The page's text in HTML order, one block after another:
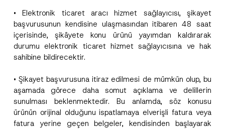
• Elektronik ticaret aracı hizmet sağlayıcısı, şikayet
başvurusunun kendisine ulaşmasından itibaren 48 saat
içerisinde, şikâyete konu ürünü yayımdan kaldırarak
durumu elektronik ticaret hizmet sağlayıcısına ve hak
sahibine bildirecektir.
• Şikayet başvurusuna itiraz edilmesi de mümkün olup, bu
aşamada görece daha somut açıklama ve delillerin
sunulması beklenmektedir. Bu anlamda, söz konusu
ürünün orijinal olduğunu ispatlamaya elverişli fatura veya
fatura yerine geçen belgeler, kendisinden başlayarak